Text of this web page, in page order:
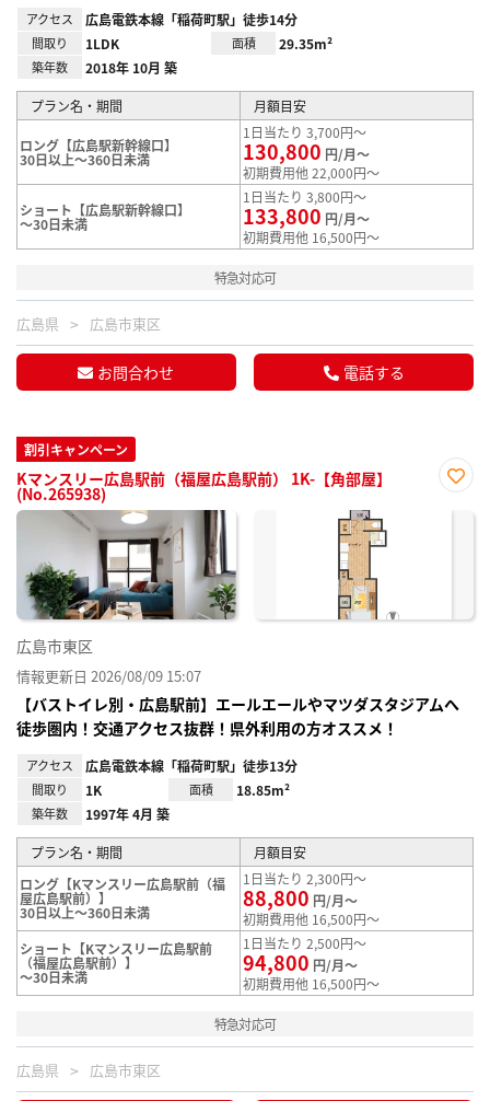
アクセス 広島電鉄本線「稲荷町駅」徒歩14分
間取り 1LDK 面積 29.35m²
築年数 2018年 10月 築
プラン名・期間 月額目安
ロング【広島駅新幹線口】
30日以上～360日未満
1日当たり 3,700円～
130,800 円/月～
初期費用他 22,000円～
ショート【広島駅新幹線口】
～30日未満
1日当たり 3,800円～
133,800 円/月～
初期費用他 16,500円～
特急対応可
広島県 広島市東区
お問合わせ 電話する
割引キャンペーン
Kマンスリー広島駅前（福屋広島駅前） 1K-【角部屋】
(No.265938)
に入
広島市東区
情報更新日 2026/08/09 15:07
【バストイレ別・広島駅前】エールエールやマツダスタジアムへ
徒歩圏内！交通アクセス抜群！県外利用の方オススメ！
アクセス 広島電鉄本線「稲荷町駅」徒歩13分
間取り 1K 面積 18.85m²
築年数 1997年 4月 築
プラン名・期間
月額目安
ロング【Kマンスリー広島駅前（福
屋広島駅前）】
30日以上～360日未満
1日当たり 2,300円～
88,800 円/月～
初期費用他 16,500円～
ショート【Kマンスリー広島駅前
（福屋広島駅前）】
～30日未満
1日当たり 2,500円～
94,800 円/月～
初期費用他 16,500円～
特急対応可
広島県 広島市東区